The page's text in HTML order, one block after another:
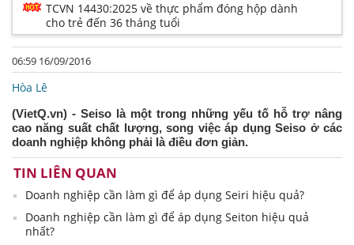
TCVN 14430:2025 về thực phẩm đóng hộp dành
cho trẻ đến 36 tháng tuổi
06:59 16/09/2016
Hòa Lê
(VietQ.vn) - Seiso là một trong những yếu tố hỗ trợ nâng
cao năng suất chất lượng, song việc áp dụng Seiso ở các
doanh nghiệp không phải là điều đơn giản.
TIN LIÊN QUAN
Doanh nghiệp cần làm gì để áp dụng Seiri hiệu quả?
Doanh nghiệp cần làm gì để áp dụng Seiton hiệu quả
nhất?